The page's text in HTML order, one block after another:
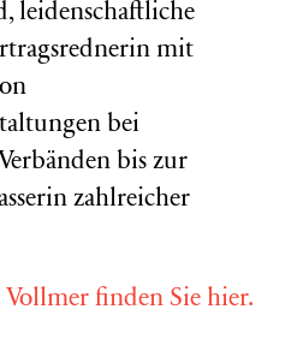
leidenschaftliche
mit
bei
bis zur
zahlreicher
finden Sie hier.